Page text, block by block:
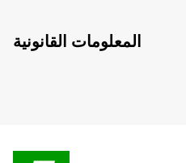
المعلومات القانونية